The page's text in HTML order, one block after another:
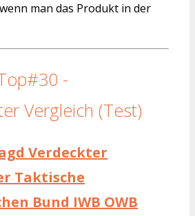
man das Produkt in der
-
Vergleich (Test)
Verdeckter
Taktische
Bund IWB OWB